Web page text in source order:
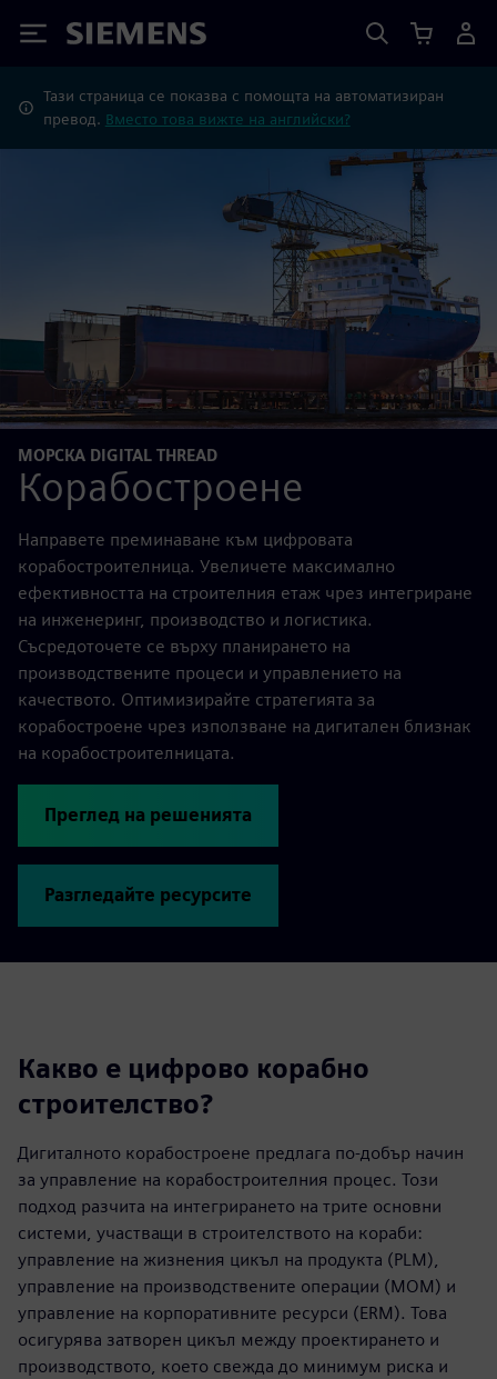
Siemens
Тази страница се показва с помощта на автоматизиран
превод. Вместо това вижте на английски?
МОРСКА DIGITAL THREAD
Корабостроене
Направете преминаване към цифровата
корабостроителница. Увеличете максимално
ефективността на строителния етаж чрез интегриране
на инженеринг, производство и логистика.
Съсредоточете се върху планирането на
производствените процеси и управлението на
качеството. Оптимизирайте стратегията за
корабостроене чрез използване на дигитален близнак
на корабостроителницата.
Преглед на решенията
Разгледайте ресурсите
Какво е цифрово корабно
строителство?
Дигиталното корабостроене предлага по-добър начин
за управление на корабостроителния процес. Този
подход разчита на интегрирането на трите основни
системи, участващи в строителството на кораби:
управление на жизнения цикъл на продукта (PLM),
управление на производствените операции (MOM) и
управление на корпоративните ресурси (ERM). Това
осигурява затворен цикъл между проектирането и
производството, което свежда до минимум риска и